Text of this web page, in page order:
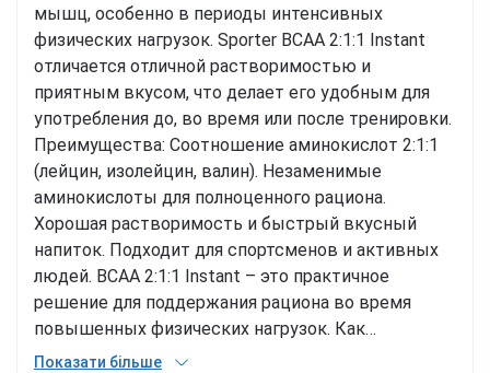
мышц, особенно в периоды интенсивных
физических нагрузок. Sporter BCAA 2:1:1 Instant
отличается отличной растворимостью и
приятным вкусом, что делает его удобным для
употребления до, во время или после тренировки.
Преимущества: Соотношение аминокислот 2:1:1
(лейцин, изолейцин, валин). Незаменимые
аминокислоты для полноценного рациона.
Хорошая растворимость и быстрый вкусный
напиток. Подходит для спортсменов и активных
людей. BCAA 2:1:1 Instant – это практичное
решение для поддержания рациона во время
повышенных физических нагрузок. Как
принимать добавку Смешайте одну порцию (2
Показати більше